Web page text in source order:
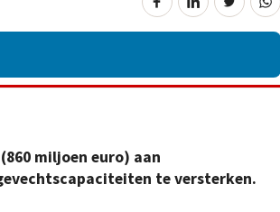
miljoen euro) aan
te versterken.